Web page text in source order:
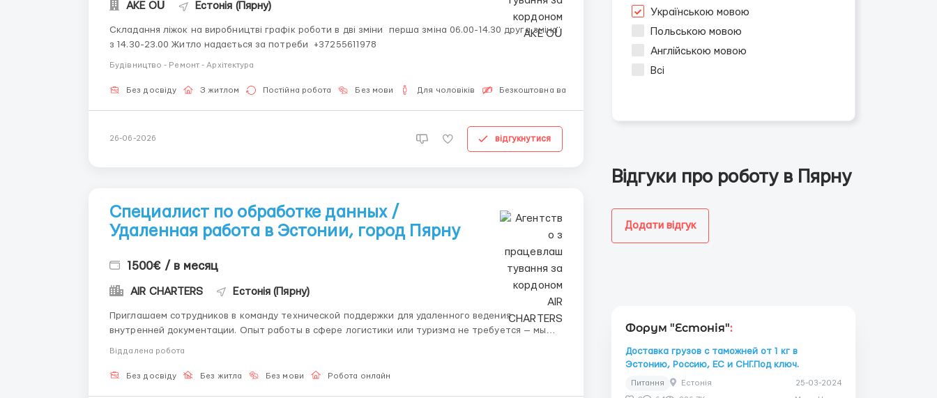
AKE OÜ Естонія (Пярну)
Складання ліжок на виробництві графік роботи в дві зміни перша зміна 06.00-14.30 друга зміна
з 14.30-23.00 Житло надається за потреби +37255611978
Будівництво - Ремонт - Архітектура
Без досвіду З житлом Постійна робота Без мови Для чоловіків Безкоштовна вакансія
26-06-2026 відгукнутися
Специалист по обработке данных /
Удаленная работа в Эстонии, город Пярну
1500€ / в месяц
AIR CHARTERS Естонія (Пярну)
Приглашаем сотрудников в команду технической поддержки для удаленного ведения
внутренней документации. Опыт работы в сфере логистики или туризма не требуется — мы
Віддалена робота
Без досвіду Без житла Без мови Робота онлайн
Українською мовою
Польською мовою
Англійською мовою
Всі
Відгуки про роботу в Пярну
Додати відгук
Форум "Естонія":
Доставка грузов с таможней от 1 кг в
Эстонию, Россию, ЕС и СНГ.Под ключ.
Питання Естонія 25-03-2024